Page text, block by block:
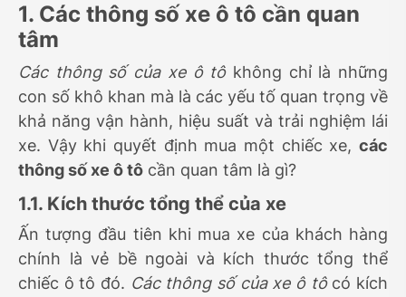
1. Các thông số xe ô tô cần quan
tâm
Các thông sốcủa xe ô tô không chỉ là những
con số khô khan mà là các yếu tố quan trọng về
khả năng vận hành, hiệu suất và trải nghiệm lái
xe. Vậy khi quyết định mua một chiếc xe,các
thông số xe ô tô cần quan tâm là gì?
1.1. Kích thước tổng thể của xe
Ấn tượng đầu tiên khi mua xe của khách hàng
chính là vẻ bề ngoài và kích thước tổng thể
chiếc ô tô đó. Các thông số của xe ô tôcó kích